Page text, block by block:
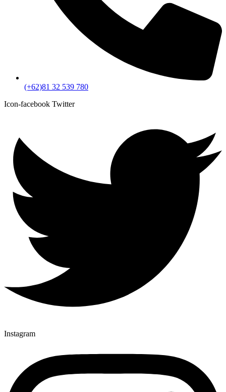
(+62)81 32 539 780
Icon-facebook Twitter
Instagram